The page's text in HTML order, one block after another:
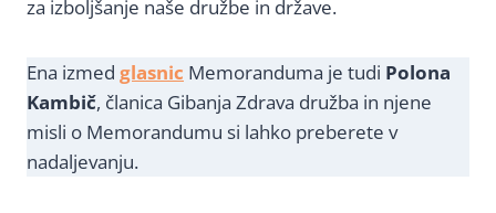
za izboljšanje naše družbe in države.
Ena izmed glasnic Memoranduma je tudi Polona
Kambič, članica Gibanja Zdrava družba in njene
misli o Memorandumu si lahko preberete v
nadaljevanju.